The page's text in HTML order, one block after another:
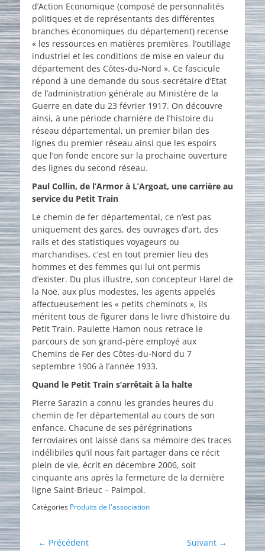
d’Action Economique (composé de personnalités
politiques et de représentants des différentes
branches économiques du département) recense
« les ressources en matières premières, l’outillage
industriel et les conditions de mise en valeur du
département des Côtes-du-Nord ». Ce fascicule
répond à une demande du sous-secrétaire d’Etat
de l’administration générale au Ministère de la
Guerre en date du 23 février 1917. On découvre
ainsi, à une période charnière de l’histoire du
réseau départemental, un premier bilan des
lignes du premier réseau ainsi que les espoirs
que l’on fonde encore sur la prochaine ouverture
des lignes du second réseau.
Paul Collin, de l’Armor à L’Argoat, une carrière au
service du Petit Train
Le chemin de fer départemental, ce n’est pas
uniquement des gares, des ouvrages d’art, des
rails et des statistiques voyageurs ou
marchandises, c’est en tout premier lieu des
hommes et des femmes qui lui ont permis
d’exister. Du plus illustre, son concepteur Harel de
la Noë, aux plus modestes, les agents appelés
affectueusement les « petits cheminots », ils
méritent tous de figurer dans le livre d’histoire du
Petit Train. Paulette Hamon nous retrace le
parcours de son grand-père employé aux
Chemins de Fer des Côtes-du-Nord du 7
septembre 1906 à l’année 1933.
Quand le Petit Train s’arrêtait à la halte
Pierre Sarazin a connu les grandes heures du
chemin de fer départemental au cours de son
enfance. Chacune de ses pérégrinations
ferroviaires ont laissé dans sa mémoire des traces
indélibiles qu’il nous fait partager dans ce récit
plein de vie, écrit en décembre 2006, soit
cinquante ans après la fermeture de la dernière
ligne Saint-Brieuc – Paimpol.
Catégories Produits de l'association
Navigation
← Précédent
Suivant →